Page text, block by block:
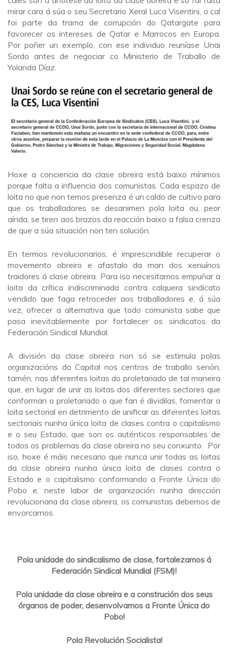
mirar cara á súa o seu Secretario Xeral Luca Visentini, o cal
foi parte da trama de corrupción do Qatargate para
favorecer os intereses de Qatar e Marrocos en Europa.
Por poñer un exemplo, con ese individuo reuníase Unai
Sordo antes de negociar co Ministerio de Traballo de
Yolanda Díaz.
Hoxe a conciencia da clase obreira está baixo mínimos
porque falta a influencia dos comunistas. Cada espazo de
loita no que non temos presenza é un caldo de cultivo para
que os traballadores se desanimen pola loita ou, peor
aínda, se tiren aos brazos da reacción baixo a falsa crenza
de que a súa situación non ten solución.
En termos revolucionarios, é imprescindible recuperar o
movemento obreiro e afastalo da man dos xenuínos
traidores á clase obreira. Para iso necesitamos empuñar a
loita da crítica indiscriminada contra calquera sindicato
vendido que faga retroceder aos traballadores e, á súa
vez, ofrecer a alternativa que todo comunista sabe que
pasa inevitablemente por fortalecer os sindicatos da
Federación Sindical Mundial.
A división da clase obreira non só se estimula polas
organizacións do Capital nos centros de traballo senón,
tamén, nas diferentes loitas do proletariado de tal maneira
que, en lugar de unir as loitas dos diferentes sectores que
conforman o proletariado o que fan é dividilas, fomentar a
loita sectorial en detrimento de unificar as diferentes loitas
sectoriais nunha única loita de clases contra o capitalismo
e o seu Estado, que son os auténticos responsables de
todos os problemas da clase obreira no seu conxunto. Por
iso, hoxe é máis necesario que nunca unir todas as loitas
da clase obreira nunha única loita de clases contra o
Estado e o capitalismo conformando a Fronte Única do
Pobo e, neste labor de organización nunha dirección
revolucionaria da clase obreira, os comunistas debemos de
envorcarnos.
Pola unidade do sindicalismo de clase, fortalezamos á
Federación Sindical Mundial (FSM)!
Pola unidade da clase obreira e a construción dos seus
órganos de poder, desenvolvamos a Fronte Única do
Pobo!
Pola Revolución Socialista!